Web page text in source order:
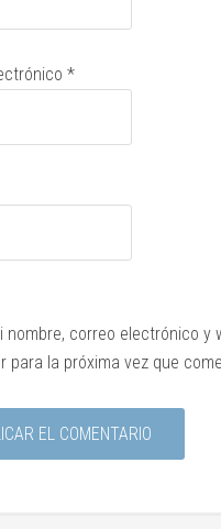
*
nombre, correo electrónico y
para la próxima vez que